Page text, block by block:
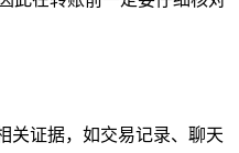
关证据，如交易记录、聊天